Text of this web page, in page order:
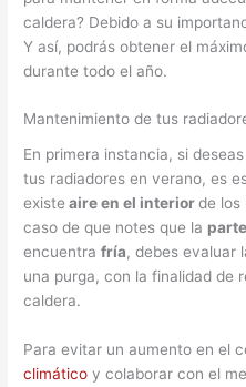
caldera? Debido a su
Y así, podrás obtener el
durante todo el año.
Mantenimiento de tus
En primera instancia, si
tus radiadores en verano, es
existe aire en el interiorde los
caso de que notes que la
encuentrafría, debes evaluar
una purga, con la finalidad de
caldera.
Para evitar un aumento en el
climático y colaborar con el